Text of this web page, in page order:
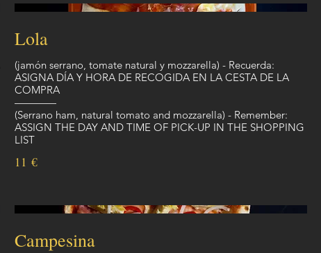
Lola
(jamón serrano, tomate natural y mozzarella) - Recuerda:
ASIGNA DÍA Y HORA DE RECOGIDA EN LA CESTA DE LA
COMPRA
————
(Serrano ham, natural tomato and mozzarella) - Remember:
ASSIGN THE DAY AND TIME OF PICK-UP IN THE SHOPPING
LIST
11 €
Campesina